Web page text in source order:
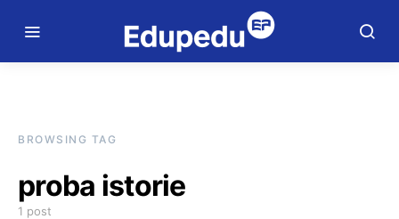
BROWSING TAG
proba istorie
1 post